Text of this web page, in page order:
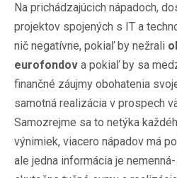
Na prichádzajúcich nápadoch,
projektov spojených s IT a
nič negatívne, pokiaľ by nežrali
eurofondov a pokiaľ by sa
finančné záujmy obohatenia
samotná realizácia v prospech
Samozrejme sa to netýka
výnimiek, viacero nápadov má
ale jedna informácia je